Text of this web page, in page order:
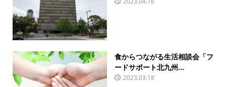
食からつながる生活相談会「フ
ードサポート北九州...
2023.03.18